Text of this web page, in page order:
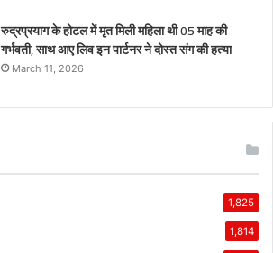
रुद्रप्रयाग के होटल में मृत मिली महिला थी 05 माह की
गर्भवती, साथ आए लिव इन पार्टनर ने दोस्त संग की हत्या
March 11, 2026
1,825
1,814